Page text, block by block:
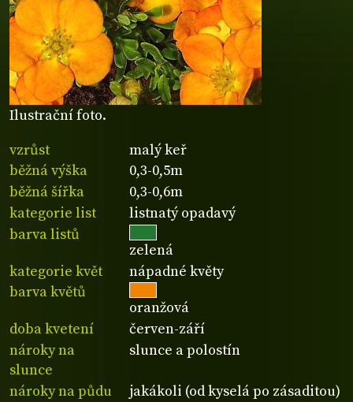
Ilustrační foto.
vzrůst
malý keř
běžná výška
0,3-0,5m
běžná šířka
0,3-0,6m
kategorie list
listnatý opadavý
barva listů
zelená
kategorie květ
nápadné květy
barva květů
oranžová
doba kvetení
červen-září
nároky na
slunce
slunce a polostín
nároky na půdu
jakákoli (od kyselá po zásaditou)